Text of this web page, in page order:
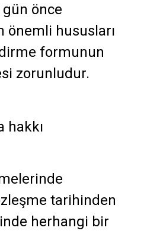
gün önce
önemli hususları
formunun
zorunludur.
hakkı
tarihinden
herhangi bir